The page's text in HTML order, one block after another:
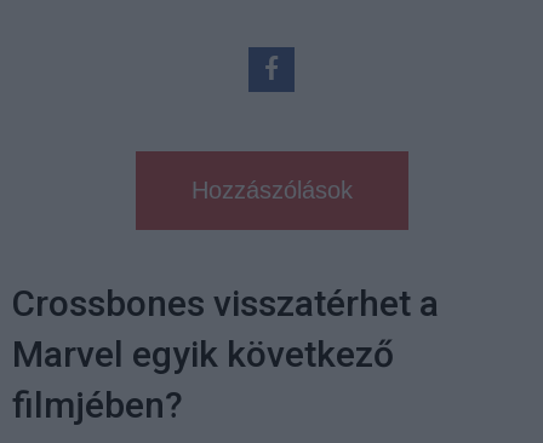
Hozzászólások
Crossbones visszatérhet a
Marvel egyik következő
filmjében?